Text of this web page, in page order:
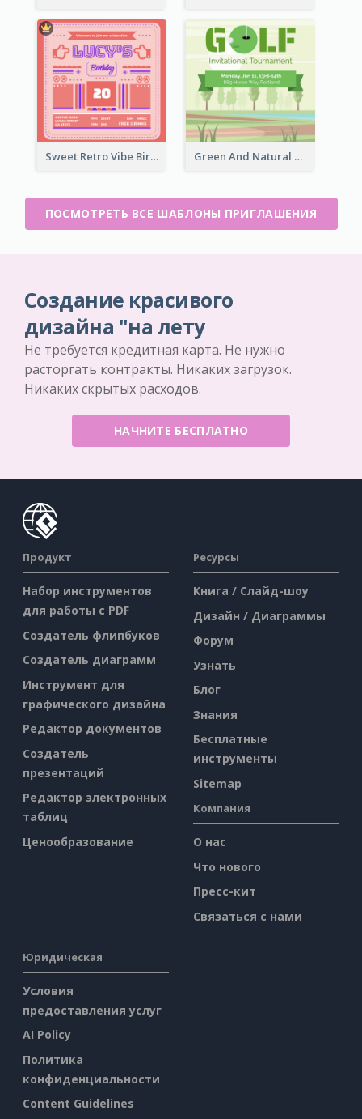
Sweet Retro Vibe Birthday Party Invitation Ideas Green And Natural Golf Tournament Invitation
ПОСМОТРЕТЬ ВСЕ ШАБЛОНЫ ПРИГЛАШЕНИЯ
Создание красивого
дизайна "на лету
Не требуется кредитная карта. Не нужно
расторгать контракты. Никаких загрузок.
Никаких скрытых расходов.
НАЧНИТЕ БЕСПЛАТНО
Продукт
Набор инструментов
для работы с PDF
Создатель флипбуков
Создатель диаграмм
Инструмент для
графического дизайна
Редактор документов
Создатель
презентаций
Редактор электронных
таблиц
Ценообразование
Ресурсы
Книга / Слайд-шоу
Дизайн / Диаграммы
Форум
Узнать
Блог
Знания
Бесплатные
инструменты
Sitemap
Компания
О нас
Что нового
Пресс-кит
Связаться с нами
Юридическая
Условия
предоставления услуг
AI Policy
Политика
конфиденциальности
Content Guidelines